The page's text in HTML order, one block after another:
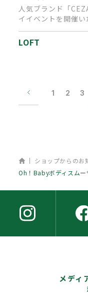
人気ブランド「
イイベントを開催
を、１会計税込1,…
LOFT
1 2 3
ホーム
ショップからのお
Oh！Babyボディスムー
メディ